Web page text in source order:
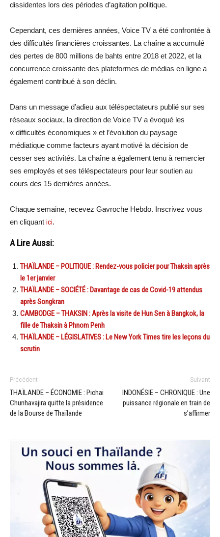
dissidentes lors des périodes d’agitation politique.
Cependant, ces dernières années, Voice TV a été confrontée à
des difficultés financières croissantes. La chaîne a accumulé
des pertes de 800 millions de bahts entre 2018 et 2022, et la
concurrence croissante des plateformes de médias en ligne a
également contribué à son déclin.
Dans un message d’adieu aux téléspectateurs publié sur ses
réseaux sociaux, la direction de Voice TV a évoqué les
« difficultés économiques » et l’évolution du paysage
médiatique comme facteurs ayant motivé la décision de
cesser ses activités. La chaîne a également tenu à remercier
ses employés et ses téléspectateurs pour leur soutien au
cours des 15 dernières années.
Chaque semaine, recevez Gavroche Hebdo. Inscrivez vous
en cliquant ici.
A Lire Aussi:
THAÏLANDE – POLITIQUE : Rendez-vous policier pour Thaksin après
le 1er janvier
THAÏLANDE – SOCIÉTÉ : Davantage de cas de Covid-19 attendus
après Songkran
CAMBODGE – THAKSIN : Après la visite de Hun Sen à Bangkok, la
fille de Thaksin à Phnom Penh
THAÏLANDE – LÉGISLATIVES : Le New York Times tire les leçons du
scrutin
Précédent
THAÏLANDE – ÉCONOMIE : Pichai
Chunhavajira quitte la présidence
de la Bourse de Thaïlande
Suivant
INDONÉSIE – CHRONIQUE : Une
puissance régionale en train de
s’affirmer